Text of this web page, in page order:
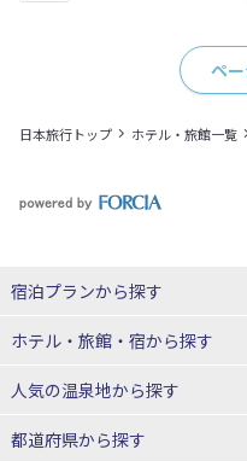
ペ
日本旅行トップ ホテル・旅館一覧
宿泊プランから探す
北海道
東北
青森県
ホテル・旅館・宿から探す
北海道ホテル・旅館
人気の温泉地から探す
北海道
都道府県から探す